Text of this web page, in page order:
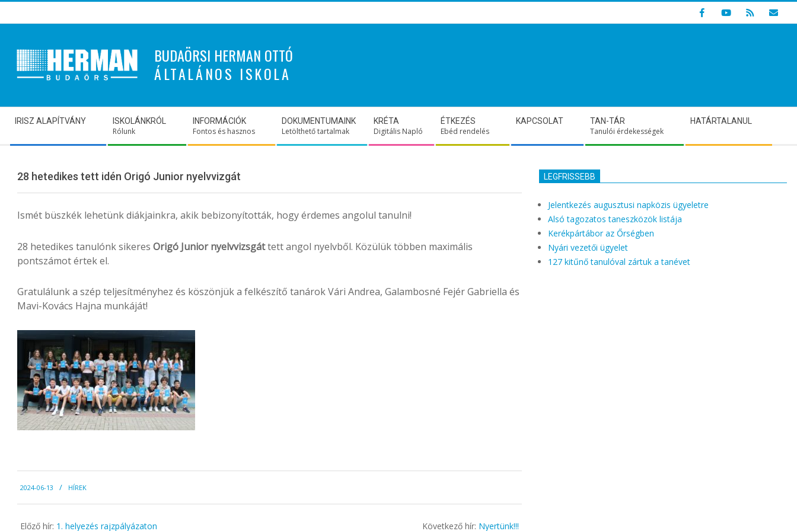
to
BUDAÖRSI HERMAN OTTÓ
ÁLTALÁNOS ISKOLA
Navigation
Menu
IRISZ ALAPÍTVÁNY ISKOLÁNKRÓL
Rólunk
INFORMÁCIÓK
Fontos és hasznos
DOKUMENTUMAINK
Letölthető tartalmak
KRÉTA
Digitális Napló
ÉTKEZÉS
Ebéd rendelés
KAPCSOLAT TAN-TÁR
Tanulói érdekességek
HATÁRTALANUL
28 hetedikes tett idén Origó Junior nyelvvizgát
Ismét büszkék lehetünk diákjainkra, akik bebizonyították, hogy érdemes angolul tanulni!
28 hetedikes tanulónk sikeres Origó Junior nyelvvizsgáttett angol nyelvből. Közülük többen maximális
pontszámot értek el.
Gratulálunk a szép teljesítményhez és köszönjük a felkészítő tanárok Vári Andrea, Galambosné Fejér Gabriella és
Mavi-Kovács Hajna munkáját!
06-
13
2024-06-13 HÍREK
Előző hír: 1. helyezés rajzpályázaton Következő hír: Nyertünk!!!
LEGFRISSEBB
Jelentkezés augusztusi napközis ügyeletre
Alsó tagozatos taneszközök listája
Kerékpártábor az Őrségben
Nyári vezetői ügyelet
127 kitűnő tanulóval zártuk a tanévet